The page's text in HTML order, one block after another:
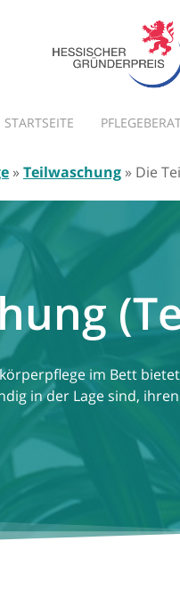
STARTSEITE
» Teilwaschung » Die
im Bett
in der Lage sind,